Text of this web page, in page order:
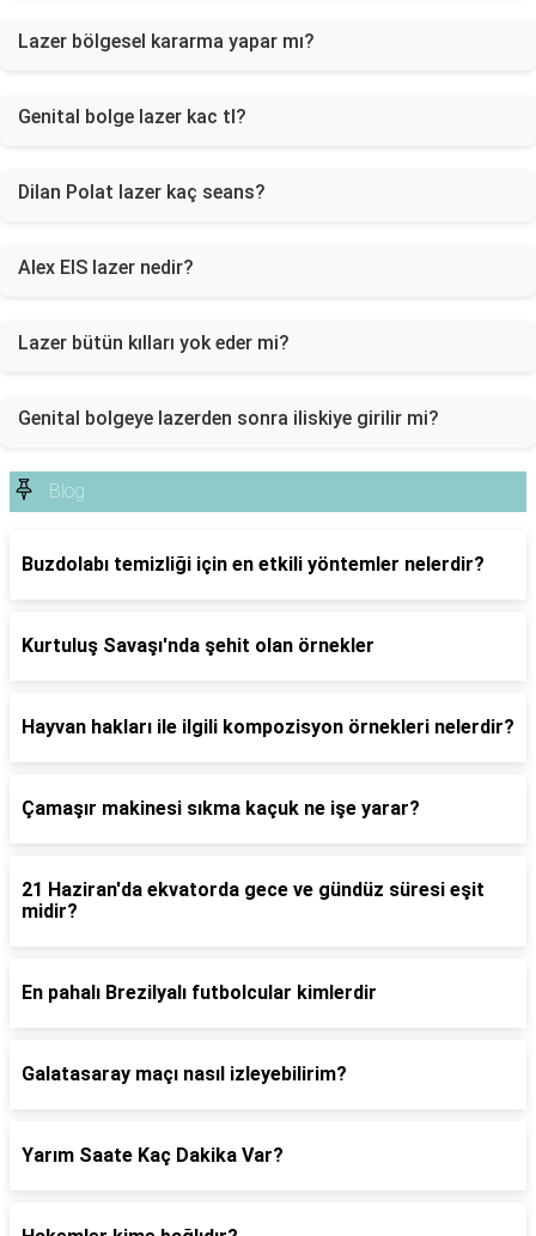
Lazer bölgesel kararma yapar mı?
Genital bolge lazer kac tl?
Dilan Polat lazer kaç seans?
Alex EIS lazer nedir?
Lazer bütün kılları yok eder mi?
Genital bolgeye lazerden sonra iliskiye girilir mi?
Blog
Buzdolabı temizliği için en etkili yöntemler nelerdir?
Kurtuluş Savaşı'nda şehit olan örnekler
Hayvan hakları ile ilgili kompozisyon örnekleri nelerdir?
Çamaşır makinesi sıkma kaçuk ne işe yarar?
21 Haziran'da ekvatorda gece ve gündüz süresi eşit
midir?
En pahalı Brezilyalı futbolcular kimlerdir
Galatasaray maçı nasıl izleyebilirim?
Yarım Saate Kaç Dakika Var?